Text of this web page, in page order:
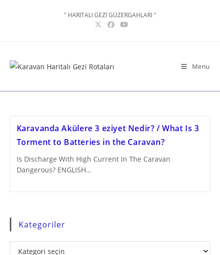
" HARİTALI GEZİ GÜZERGAHLARI "
Menu
Karavanda Akülere 3 eziyet Nedir? / What Is 3
Torment to Batteries in the Caravan?
Is Discharge With High Current In The Caravan
Dangerous? ENGLISH…
Kategoriler
Kategoriler